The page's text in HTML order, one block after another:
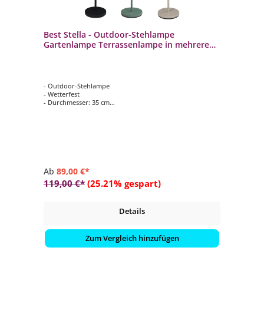
Best Stella - Outdoor-Stehlampe
Gartenlampe Terrassenlampe in mehreren
- Outdoor-Stehlampe
- Wetterfest
- Durchmesser: 35 cm
Ab 89,00 €*
119,00 €* (25.21% gespart)
Details
Zum Vergleich hinzufügen